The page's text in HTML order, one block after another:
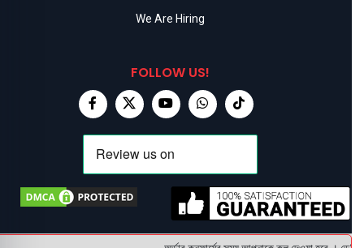
We Are Hiring
FOLLOW US!